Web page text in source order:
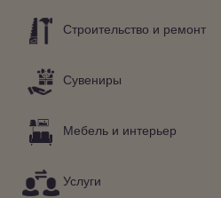
Строительство и ремонт
Сувениры
Мебель и интерьер
Услуги